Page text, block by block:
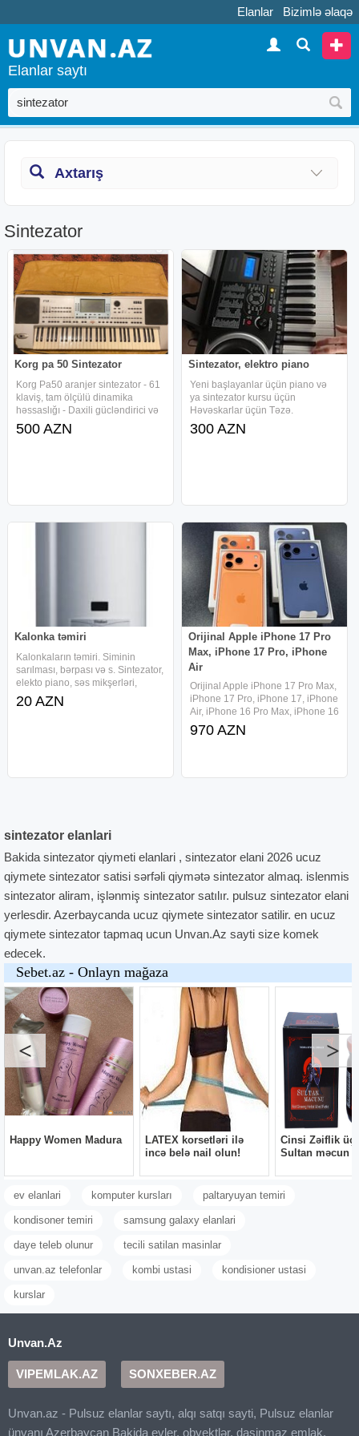
Elanlar Bizimlə əlaqə
Elanlar saytı
Axtarış
Sintezator
Korg pa 50 Sintezator
Korg Pa50 aranjer sintezator - 61
klaviş, tam ölçülü dinamika
həssaslığı - Daxili gücləndirici və
stereo akustik sistem (iki daxili
səsucaldan) - Böyük LCD ekran –
500 AZN
Sintezator, elektro piano
Yeni başlayanlar üçün piano və
ya sintezator kursu üçün
Həvəskarlar üçün Təzə.
Upakofka. 5 oktava, 61 klavişli
128 cür səs tomları 128 cür ritmlər
300 AZN
Kalonka təmiri
Kalonkaların təmiri. Siminin
sarılması, bərpası və s. Sintezator,
elekto piano, səs mikşerləri,
kolonkaların zəmanətlə təmir və
servisi, ritmlərin, proqramların
20 AZN
Orijinal Apple iPhone 17 Pro
Max, iPhone 17 Pro, iPhone
Air
Orijinal Apple iPhone 17 Pro Max,
iPhone 17 Pro, iPhone 17, iPhone
Air, iPhone 16 Pro Max, iPhone 16
Pro, iPhone 16, iPhone 16 Plus,
iPhone 15 Pro Max, iPhone 15
970 AZN
sintezator elanlari
Bakida sintezator qiymeti elanlari , sintezator elani 2026 ucuz
qiymete sintezator satisi sərfəli qiymətə sintezator almaq. islenmis
sintezator aliram, işlənmiş sintezator satılır. pulsuz sintezator elani
yerlesdir. Azerbaycanda ucuz qiymete sintezator satilir. en ucuz
qiymete sintezator tapmaq ucun Unvan.Az sayti size komek
edecek.
ev elanlari komputer kursları paltaryuyan temiri
kondisoner temiri samsung galaxy elanlari
daye teleb olunur tecili satilan masinlar
unvan.az telefonlar kombi ustasi kondisioner ustasi
kurslar
Unvan.Az
VIPEMLAK.AZ SONXEBER.AZ
Unvan.az - Pulsuz elanlar saytı, alqı satqı sayti, Pulsuz elanlar
ünvanı Azerbaycan Bakida evler, obyektlər, dasinmaz emlak,